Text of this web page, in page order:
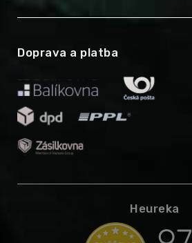
Doprava a platba
Heureka